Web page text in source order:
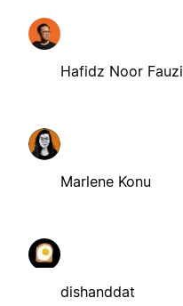
Hafidz Noor Fauzi
Marlene Konu
dishanddat